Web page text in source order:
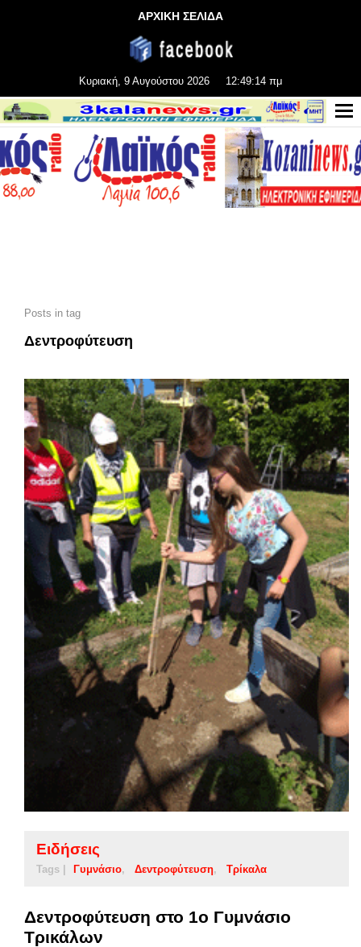
ΑΡΧΙΚΗ ΣΕΛΙΔΑ
Κυριακή, 9 Αυγούστου 2026 12:49:15 πμ
Posts in tag
Δεντροφύτευση
Ειδήσεις
Tags | Γυμνάσιο Δεντροφύτευση Τρίκαλα
Δεντροφύτευση στο 1ο Γυμνάσιο
Τρικάλων